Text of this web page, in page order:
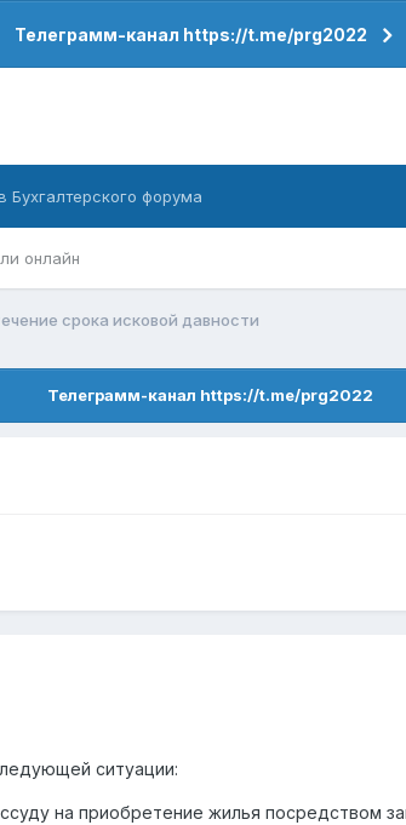
Телеграмм-канал https://t.me/prg2022
онлайн
Бухгалтерского форума
срока исковой давности
Телеграмм-канал https://t.me/prg2022
ситуации:
на приобретение жилья посредством